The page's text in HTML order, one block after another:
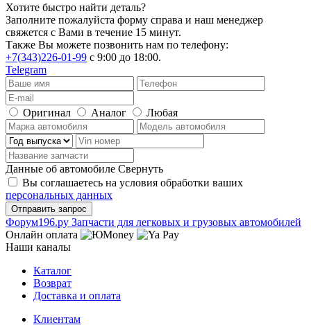
Хотите быстро найти деталь?
Заполните пожалуйста форму справа и наш менеджер
свяжется с Вами в течение 15 минут.
Также Вы можете позвонить нам по телефону:
+7(343)226-01-99 с 9:00 до 18:00.
Telegram
Оригинал Аналог Любая
Данные об автомобиле Свернуть
Вы соглашаетесь на условия обработки ваших
персональных данных
Фoрум196.ру Запчасти для легковых и грузовых автомобилей
Онлайн оплата
Наши каналы
Каталог
Возврат
Доставка и оплата
Клиентам